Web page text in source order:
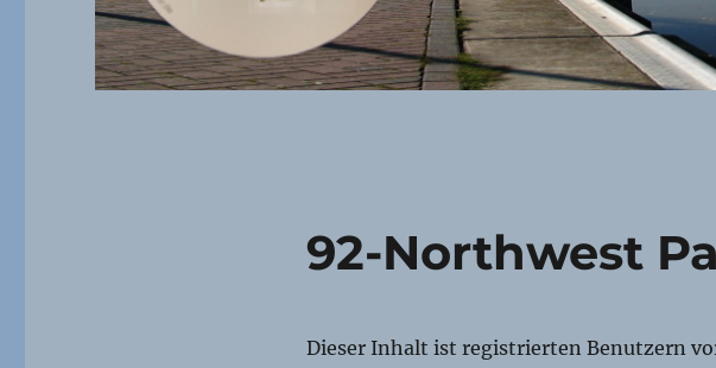
92-Northwest
Dieser Inhalt ist registrierten Benutzern